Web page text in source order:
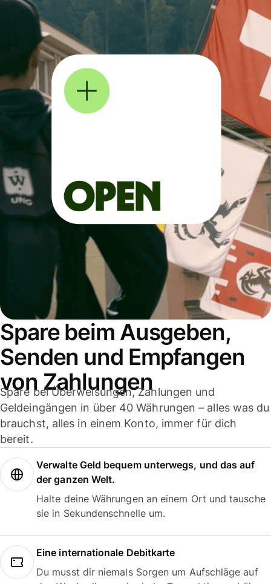
Spare beim Ausgeben,
Senden und Empfangen
von Zahlungen
Spare bei Überweisungen, Zahlungen und
Geldeingängen in über 40 Währungen – alles was du
brauchst, alles in einem Konto, immer für dich
bereit.
Verwalte Geld bequem unterwegs, und das auf
der ganzen Welt.
Halte deine Währungen an einem Ort und tausche
sie in Sekundenschnelle um.
Eine internationale Debitkarte
Du musst dir niemals Sorgen um Aufschläge auf